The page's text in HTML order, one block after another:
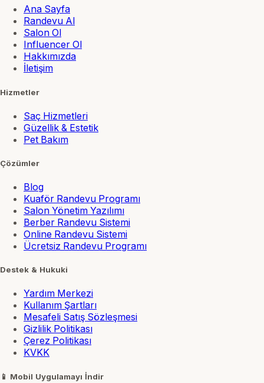
Ana Sayfa
Randevu Al
Salon Ol
Influencer Ol
Hakkımızda
İletişim
Hizmetler
Saç Hizmetleri
Güzellik & Estetik
Pet Bakım
Çözümler
Blog
Kuaför Randevu Programı
Salon Yönetim Yazılımı
Berber Randevu Sistemi
Online Randevu Sistemi
Ücretsiz Randevu Programı
Destek & Hukuki
Yardım Merkezi
Kullanım Şartları
Mesafeli Satış Sözleşmesi
Gizlilik Politikası
Çerez Politikası
KVKK
📱 Mobil Uygulamayı İndir